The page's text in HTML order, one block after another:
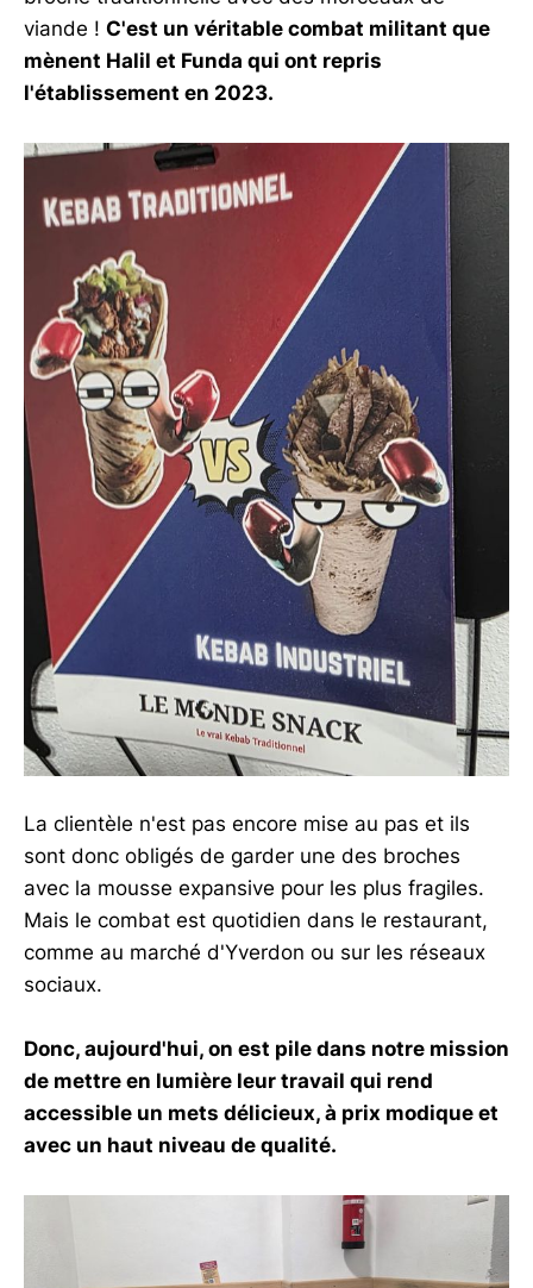
viande ! C'est un véritable combat militant que
mènent Halil et Funda qui ont repris
l'établissement en 2023.
La clientèle n'est pas encore mise au pas et ils
sont donc obligés de garder une des broches
avec la mousse expansive pour les plus fragiles.
Mais le combat est quotidien dans le restaurant,
comme au marché d'Yverdon ou sur les réseaux
sociaux.
Donc, aujourd'hui, on est pile dans notre mission
de mettre en lumière leur travail qui rend
accessible un mets délicieux, à prix modique et
avec un haut niveau de qualité.